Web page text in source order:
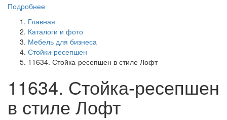
Подробнее
Главная
Каталоги и фото
Мебель для бизнеса
Стойки-ресепшен
11634. Стойка-ресепшен в стиле Лофт
11634. Стойка-ресепшен
в стиле Лофт